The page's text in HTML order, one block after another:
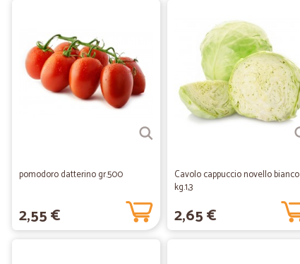
pomodoro datterino gr.500
2,55 €
Cavolo cappuccio novello bianco
kg.1,3
2,65 €